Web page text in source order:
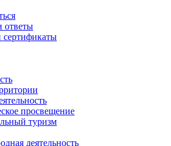
ответы
просвещение
туризм
деятельность